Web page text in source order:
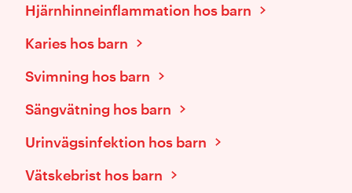
Hjärnhinneinflammation hos barn
Karies hos barn
Svimning hos barn
Sängvätning hos barn
Urinvägsinfektion hos barn
Vätskebrist hos barn